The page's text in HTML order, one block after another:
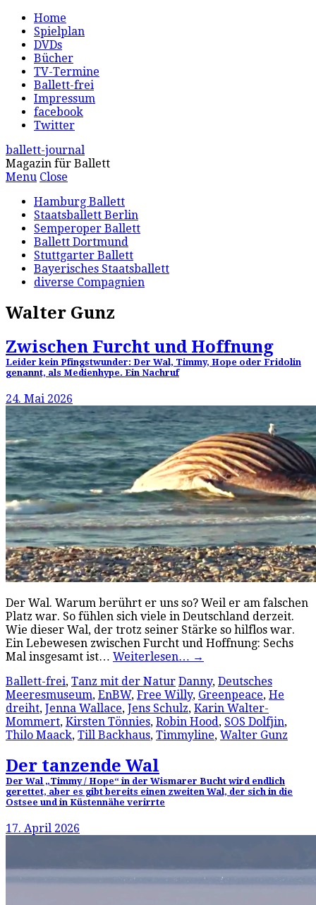
Home
Spielplan
DVDs
Bücher
TV-Termine
Ballett-frei
Impressum
facebook
Twitter
ballett-journal
Magazin für Ballett
Menu Close
Hamburg Ballett
Staatsballett Berlin
Semperoper Ballett
Ballett Dortmund
Stuttgarter Ballett
Bayerisches Staatsballett
diverse Compagnien
Walter Gunz
Zwischen Furcht und Hoffnung
Leider kein Pfingstwunder: Der Wal, Timmy, Hope oder Fridolin
genannt, als Medienhype. Ein Nachruf
24. Mai 2026
Der Wal. Warum berührt er uns so? Weil er am falschen
Platz war. So fühlen sich viele in Deutschland derzeit.
Wie dieser Wal, der trotz seiner Stärke so hilflos war.
Ein Lebewesen zwischen Furcht und Hoffnung: Sechs
Mal insgesamt ist… Weiterlesen… →
Ballett-frei, Tanz mit der Natur Danny, Deutsches
Meeresmuseum, EnBW, Free Willy, Greenpeace, He
dreiht, Jenna Wallace, Jens Schulz, Karin Walter-
Mommert, Kirsten Tönnies, Robin Hood, SOS Dolfjin,
Thilo Maack, Till Backhaus, Timmyline, Walter Gunz
Der tanzende Wal
Der Wal „Timmy / Hope“ in der Wismarer Bucht wird endlich
gerettet, aber es gibt bereits einen zweiten Wal, der sich in die
Ostsee und in Küstennähe verirrte
17. April 2026